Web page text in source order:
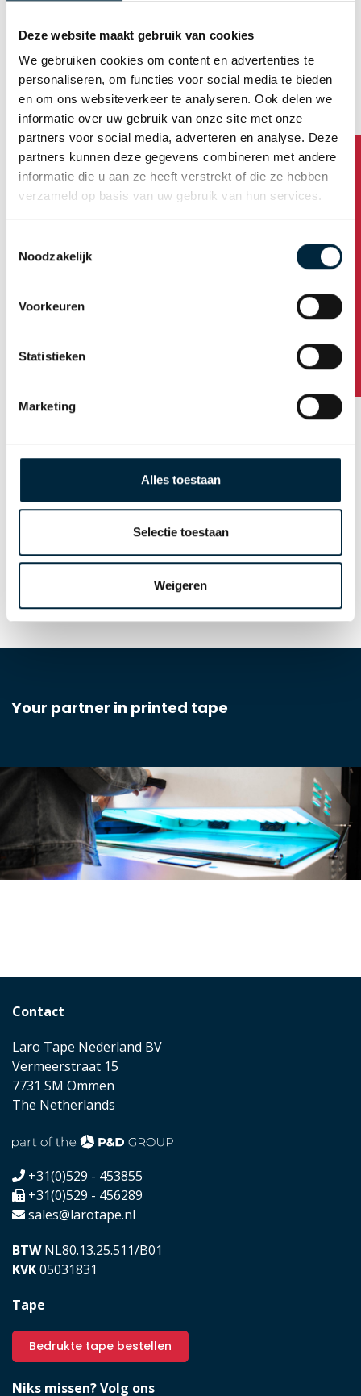
Deze website maakt gebruik van cookies
We gebruiken cookies om content en advertenties te
personaliseren, om functies voor social media te bieden
en om ons websiteverkeer te analyseren. Ook delen we
informatie over uw gebruik van onze site met onze
partners voor social media, adverteren en analyse. Deze
partners kunnen deze gegevens combineren met andere
informatie die u aan ze heeft verstrekt of die ze hebben
verzameld op basis van uw gebruik van hun services.
Noodzakelijk
Voorkeuren
Statistieken
Marketing
Alles toestaan
Selectie toestaan
Weigeren
Heeft u vragen?
Hoe bestel ik
Bestel stappen?
bij bestelling van
Ga naar bestellen
Your partner in printed tape
Contact
Laro Tape Nederland BV
Vermeerstraat 15
7731 SM Ommen
The Netherlands
+31(0)529 - 453855
+31(0)529 - 456289
sales@larotape.nl
BTWNL80.13.25.511/B01
KVK05031831
Tape
Bedrukte tape bestellen
Niks missen? Volg ons